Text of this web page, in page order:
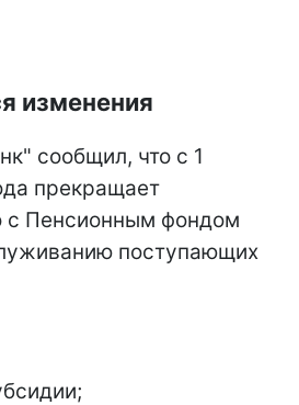
изменения
сообщил, что с 1
прекращает
с Пенсионным фондом
поступающих